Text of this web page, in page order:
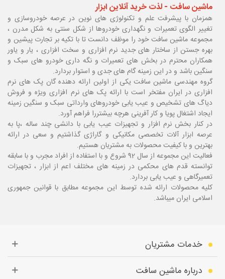
ماشین سافت - لذت خرید آنلاین ابزار
همزمان با پیشرفت علم و تکنولوژی های نوین در عرصه خودروسازی و
تغییر الگوی تعمیرات و نگهداری خودروها از شکل سنتی به شکل مدرن ،
مجموعه ماشین سافت خود را موظف دانست تا با تکیه بر تجارت پیشین و
بهره جستن از ساختار های جدید نرم افزاری و سخت افزاری ، یار و یاور
همکاران محترم در بخش های تعمیرات و نگه داری خودرو های سبک و
سنگین باشد و در این زمینه گام های جدی و استوار بردارد.
گروه مهندسی ماشین سافت یکی از اولین ارائه دهنده گان پک های نرم
افزاری در ایران مفتخر است با ارائه پک های نرم افزاری ویژه و فروش
دیاگ های تشخیص و عیب یابی خودروهای وارداتی سبک و سنگین زمینه
ایجاد اشتغال پویا و کار آفرینی هرچه بیشتررا فراهم آورد.
در کنار بخش نرم افزار و تجهیزات عیب یابی با دانشی چند ساله ،پا به
عرصه ابزار آلات تخصصی مکانیکی و گاراژی گذاشتیم و سعی در ارائه
بهترین و با کیفیت محصولات به مشتریان هستیم.
فعالیت این مجموعه از سال 92 شروع و با استفاده از افراد مجرب و با سابقه
توانسته قدم های محکمی در زمینه های مختلف اعم از ابزار ، تجهیزات
تعمیرگاهی و عیب یابی بردارد.
کلیه محصولات ارائه شده توسط این مجموعه مطابق با قوانین جمهوری
اسلامی ایران میباشد.
خدمات مشتریان
درباره ماشین سافت